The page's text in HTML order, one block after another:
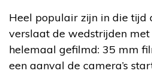
Heel populair zijn in die tijd
verslaat de wedstrijden
helemaal gefilmd: 35 mm
een aanval de camera’s